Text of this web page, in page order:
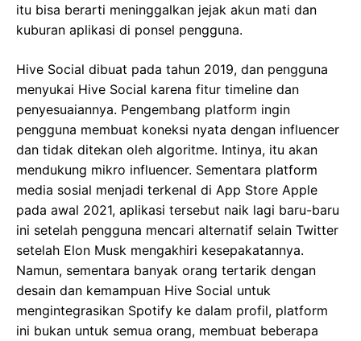
itu bisa berarti meninggalkan jejak akun mati dan
kuburan aplikasi di ponsel pengguna.
Hive Social dibuat pada tahun 2019, dan pengguna
menyukai Hive Social karena fitur timeline dan
penyesuaiannya. Pengembang platform ingin
pengguna membuat koneksi nyata dengan influencer
dan tidak ditekan oleh algoritme. Intinya, itu akan
mendukung mikro influencer. Sementara platform
media sosial menjadi terkenal di App Store Apple
pada awal 2021, aplikasi tersebut naik lagi baru-baru
ini setelah pengguna mencari alternatif selain Twitter
setelah Elon Musk mengakhiri kesepakatannya.
Namun, sementara banyak orang tertarik dengan
desain dan kemampuan Hive Social untuk
mengintegrasikan Spotify ke dalam profil, platform
ini bukan untuk semua orang, membuat beberapa